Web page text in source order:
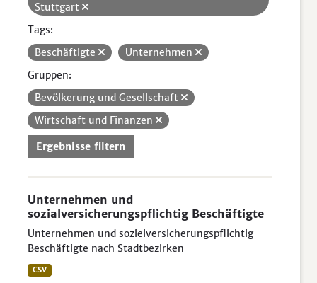
Stuttgart
Tags:
Beschäftigte
Unternehmen
Gruppen:
Bevölkerung und Gesellschaft
Wirtschaft und Finanzen
Ergebnisse filtern
Unternehmen und
sozialversicherungspflichtig Beschäftigte
Unternehmen und sozielversicherungspflichtig
Beschäftigte nach Stadtbezirken
CSV